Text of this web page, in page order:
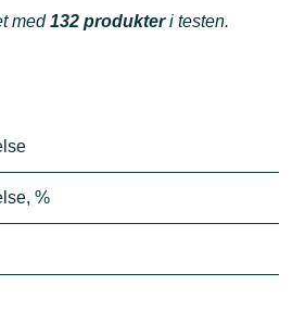
med132 produkteri testen.
%